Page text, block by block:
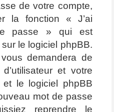
de votre compte,
la fonction « J’ai
passe » qui est
le logiciel phpBB.
demandera de
et votre
le logiciel phpBB
mot de passe
reprendre le